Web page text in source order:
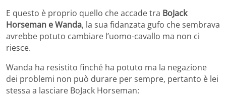
E questo è proprio quello che accade tra BoJack
Horseman e Wanda, la sua fidanzata gufo che sembrava
avrebbe potuto cambiare l’uomo-cavallo ma non ci
riesce.
Wanda ha resistito finché ha potuto ma la negazione
dei problemi non può durare per sempre, pertanto è lei
stessa a lasciare BoJack Horseman: